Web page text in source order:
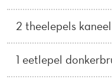
2 theelepels kaneel
1 eetlepel